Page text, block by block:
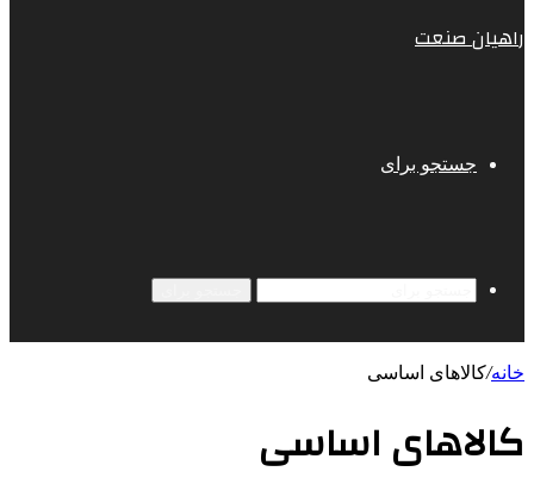
راهیان صنعت
جستجو برای
خانه/کالاهای اساسی
کالاهای اساسی